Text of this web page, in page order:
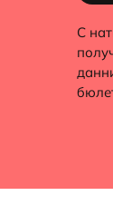
С